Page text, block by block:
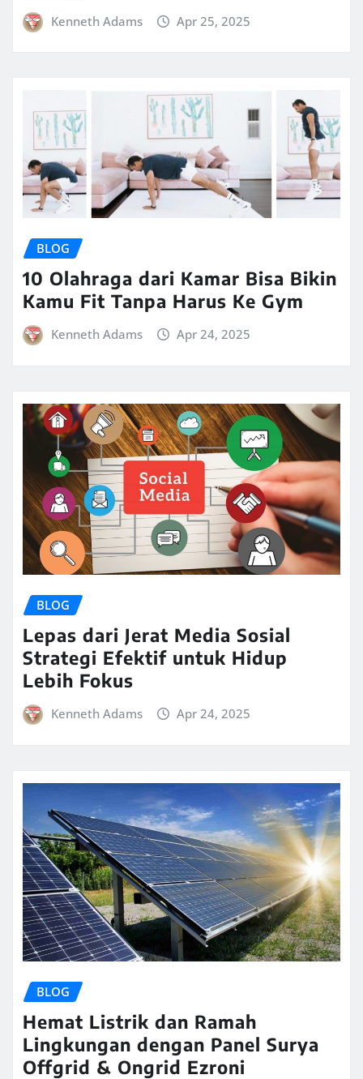
Kenneth Adams Apr 25, 2025
BLOG
10 Olahraga dari Kamar Bisa Bikin
Kamu Fit Tanpa Harus Ke Gym
Kenneth Adams Apr 24, 2025
BLOG
Lepas dari Jerat Media Sosial
Strategi Efektif untuk Hidup
Lebih Fokus
Kenneth Adams Apr 24, 2025
BLOG
Hemat Listrik dan Ramah
Lingkungan dengan Panel Surya
Offgrid & Ongrid Ezroni